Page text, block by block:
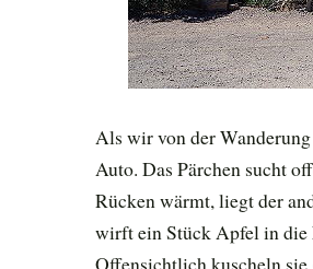
Als wir von der
Auto. Das Pärchen sucht
Rücken wärmt, liegt der
wirft ein Stück Apfel in die
Offensichtlich kuscheln sie